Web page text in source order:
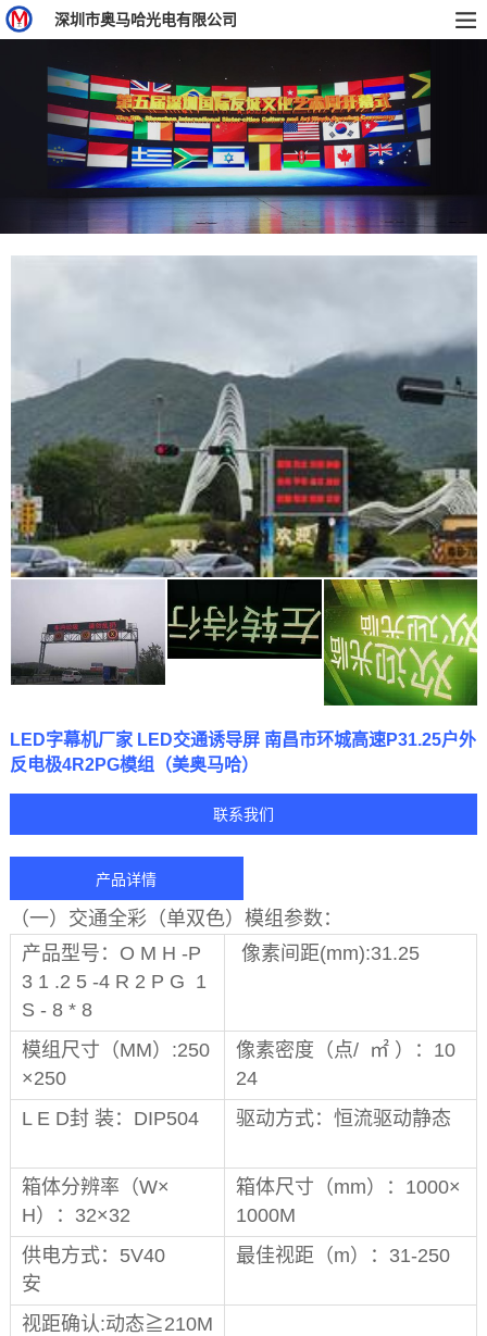
深圳市奥马哈光电有限公司
LED字幕机厂家 LED交通诱导屏 南昌市环城高速P31.25户外
反电极4R2PG模组（美奥马哈）
联系我们
产品详情
（一）交通全彩（单双色）模组参数：
产品型号：O M H -P
3 1 .2 5 -4 R 2 P G 1
S - 8 * 8
像素间距(mm):31.25
模组尺寸（MM）:250
×250
像素密度（点/ ㎡ ）：10
24
L E D封 装：DIP504
驱动方式：恒流驱动静态
箱体分辨率（W×
H）：32×32
箱体尺寸（mm）：1000×
1000M
供电方式：5V40
安
最佳视距（m）：31-250
视距确认:动态≧210M